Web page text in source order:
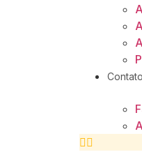
Contato